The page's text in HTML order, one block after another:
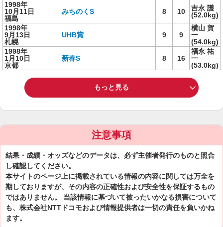
1998年
10月11日
福島
みちのくS 8 10
吉永 護
(52.0kg)
1998年
9月13日
札幌
UHB賞 9 9
横山 賀
一
(54.0kg)
1998年
1月10日
京都
新春S 8 16
福永 祐
一
(53.0kg)
もっと見る
注意事項
結果・成績・オッズなどのデータは、必ず主催者発行のものと照合
し確認してください。
本サイトのページ上に掲載されている情報の内容に関しては万全を
期しておりますが、その内容の正確性および安全性を保証するもの
ではありません。 当該情報に基づいて被ったいかなる損害について
も、株式会社NTTドコモおよび情報提供者は一切の責任を負いかね
ます。